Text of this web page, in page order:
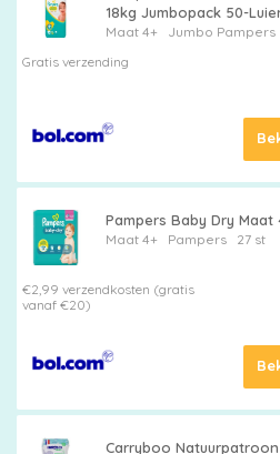
18kg Jumbopack 50-
Maat 4+ Jumbo Pampers
Gratis verzending
Pampers Baby Dry Maat
Maat 4+ Pampers 27 st
€2,99 verzendkosten (gratis
vanaf €20)
Carryboo